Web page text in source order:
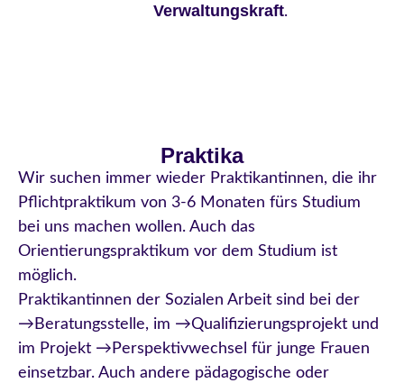
Verwaltungskraft.
Praktika
Wir suchen immer wieder Praktikantinnen, die ihr
Pflichtpraktikum von 3-6 Monaten fürs Studium
bei uns machen wollen. Auch das
Orientierungspraktikum vor dem Studium ist
möglich.
Praktikantinnen der Sozialen Arbeit sind bei der
→Beratungsstelle, im →Qualifizierungsprojekt und
im Projekt →Perspektivwechsel für junge Frauen
einsetzbar. Auch andere pädagogische oder